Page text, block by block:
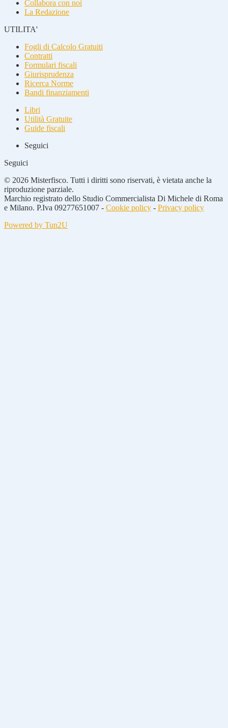
Collabora con noi
La Redazione
UTILITA'
Fogli di Calcolo Gratuiti
Contratti
Formulari fiscali
Giurisprudenza
Ricerca Norme
Bandi finanziamenti
Libri
Utilità Gratuite
Guide fiscali
Seguici
Seguici
© 2026 Misterfisco. Tutti i diritti sono riservati, è vietata anche la
riproduzione parziale.
Marchio registrato dello Studio Commercialista Di Michele di Roma
e Milano. P.Iva 09277651007 - Cookie policy - Privacy policy
Powered by Tun2U